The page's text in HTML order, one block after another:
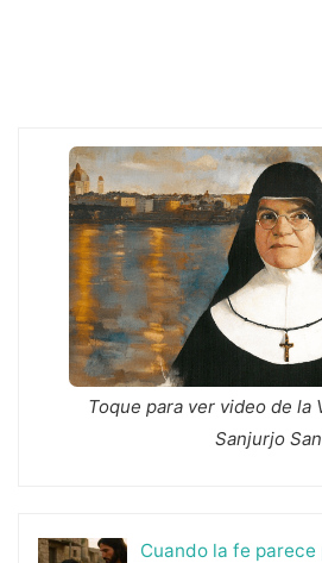
Toque para ver video de la
Sanjurjo
Cuando la fe parece